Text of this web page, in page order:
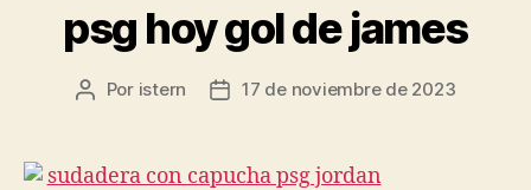
psg hoy gol de james
Autor
entrada
Por istern
Fecha
entrada
17 de noviembre de 2023